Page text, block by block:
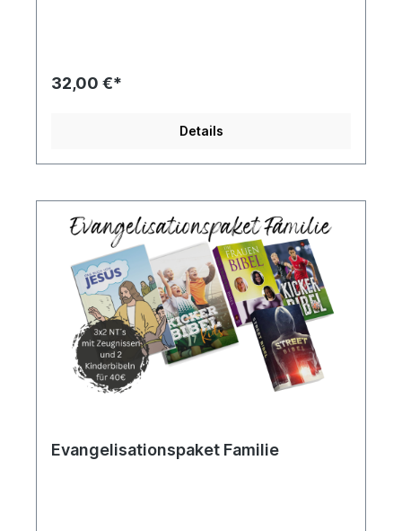
32,00 €*
Details
Evangelisationspaket Familie